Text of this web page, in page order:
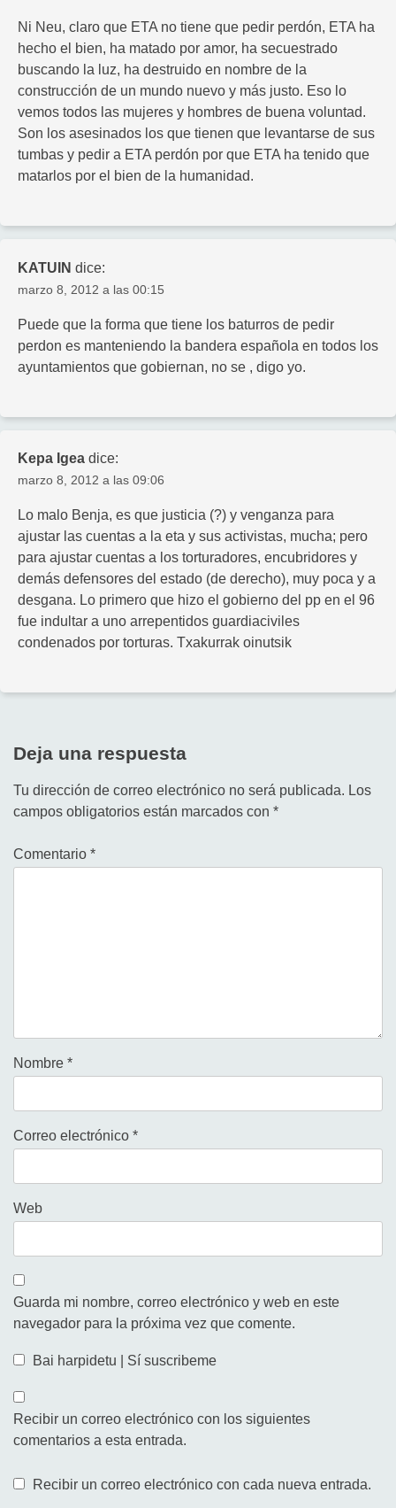
Ni Neu, claro que ETA no tiene que pedir perdón, ETA ha
hecho el bien, ha matado por amor, ha secuestrado
buscando la luz, ha destruido en nombre de la
construcción de un mundo nuevo y más justo. Eso lo
vemos todos las mujeres y hombres de buena voluntad.
Son los asesinados los que tienen que levantarse de sus
tumbas y pedir a ETA perdón por que ETA ha tenido que
matarlos por el bien de la humanidad.
KATUIN dice:
marzo 8, 2012 a las 00:15
Puede que la forma que tiene los baturros de pedir
perdon es manteniendo la bandera española en todos los
ayuntamientos que gobiernan, no se , digo yo.
Kepa Igea dice:
marzo 8, 2012 a las 09:06
Lo malo Benja, es que justicia (?) y venganza para
ajustar las cuentas a la eta y sus activistas, mucha; pero
para ajustar cuentas a los torturadores, encubridores y
demás defensores del estado (de derecho), muy poca y a
desgana. Lo primero que hizo el gobierno del pp en el 96
fue indultar a uno arrepentidos guardiaciviles
condenados por torturas. Txakurrak oinutsik
Deja una respuesta
Tu dirección de correo electrónico no será publicada. Los
campos obligatorios están marcados con *
Comentario *
Nombre *
Correo electrónico *
Web
Guarda mi nombre, correo electrónico y web en este
navegador para la próxima vez que comente.
Bai harpidetu | Sí suscribeme
Recibir un correo electrónico con los siguientes
comentarios a esta entrada.
Recibir un correo electrónico con cada nueva entrada.